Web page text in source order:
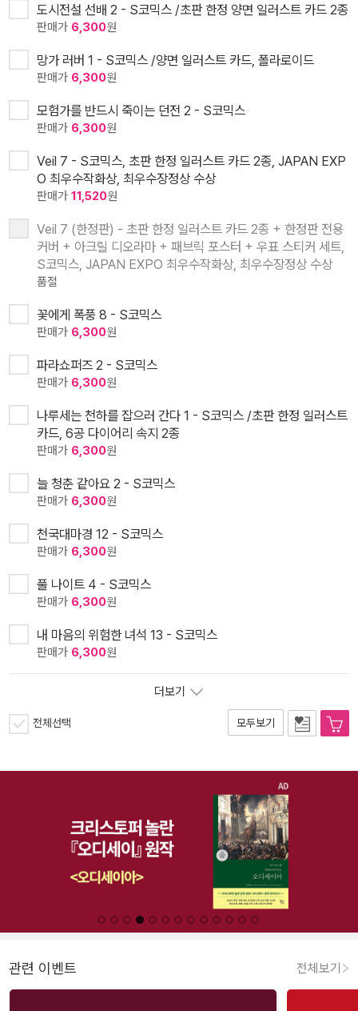
도시전설 선배 2 - S코믹스 /초판 한정 양면 일러스트 카드 2종
판매가 6,300원
망가 러버 1 - S코믹스 /양면 일러스트 카드, 폴라로이드
판매가 6,300원
모험가를 반드시 죽이는 던전 2 - S코믹스
판매가 6,300원
Veil 7 - S코믹스, 초판 한정 일러스트 카드 2종, JAPAN EXP
O 최우수작화상, 최우수장정상 수상
판매가 11,520원
Veil 7 (한정판) - 초판 한정 일러스트 카드 2종 + 한정판 전용
커버 + 아크릴 디오라마 + 패브릭 포스터 + 우표 스티커 세트,
S코믹스, JAPAN EXPO 최우수작화상, 최우수장정상 수상
품절
꽃에게 폭풍 8 - S코믹스
판매가 6,300원
파라쇼퍼즈 2 - S코믹스
판매가 6,300원
나루세는 천하를 잡으러 간다 1 - S코믹스 /초판 한정 일러스트
카드, 6공 다이어리 속지 2종
판매가 6,300원
늘 청춘 같아요 2 - S코믹스
판매가 6,300원
천국대마경 12 - S코믹스
판매가 6,300원
풀 나이트 4 - S코믹스
판매가 6,300원
내 마음의 위험한 녀석 13 - S코믹스
판매가 6,300원
더보기
전체선택 모두보기
관련 이벤트 전체보기